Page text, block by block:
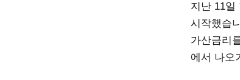
지난 11일
시작했습
가산금리
에서 나오